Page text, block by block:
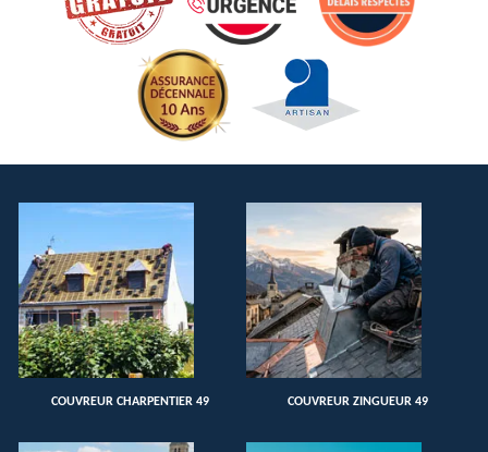
COUVREUR CHARPENTIER 49 COUVREUR ZINGUEUR 49